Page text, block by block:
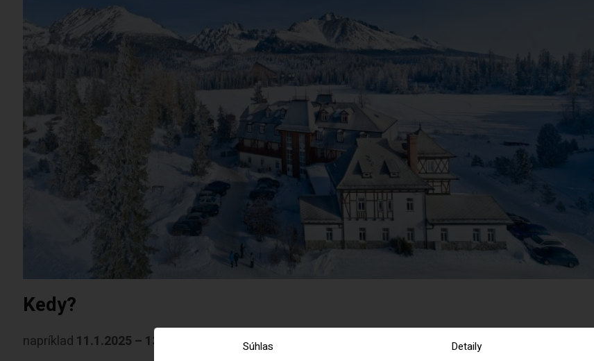
Kedy?
napríklad 11.1.2025 – 13.1.2025
Súhlas Detaily